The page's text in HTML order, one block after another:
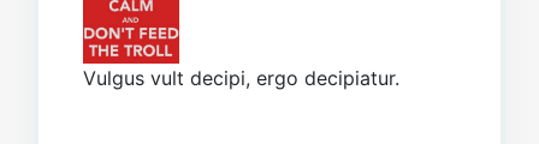
Vulgus vult decipi, ergo decipiatur.